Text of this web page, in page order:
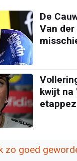
De
Van der
kwijt na
zo goed